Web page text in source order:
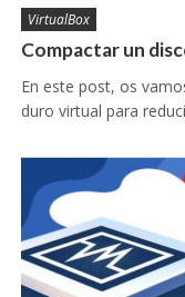
VirtualBox
Compactar un
En este post, os
duro virtual para